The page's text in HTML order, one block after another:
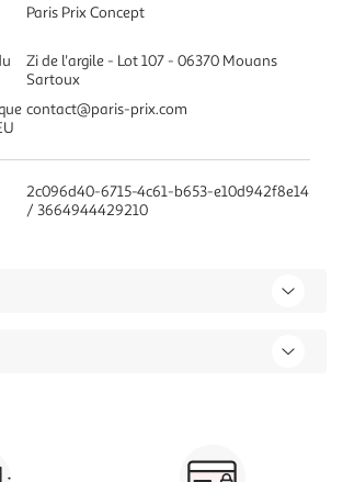
Paris Prix Concept
Zi de l'argile - Lot 107 - 06370 Mouans
Sartoux
contact@paris-prix.com
2c096d40-6715-4c61-b653-e10d942f8e14
/ 3664944429210